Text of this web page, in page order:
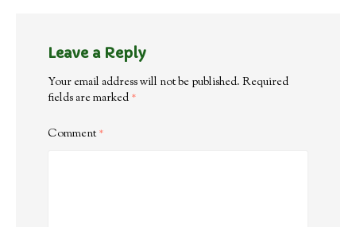
Leave a Reply
Your email address will not be published. Required
fields are marked *
Comment*